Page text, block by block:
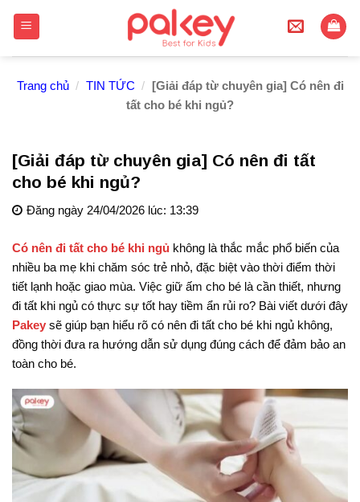
Trang chủ / TIN TỨC / [Giải đáp từ chuyên gia] Có nên đi
tất cho bé khi ngủ?
[Giải đáp từ chuyên gia] Có nên đi tất
cho bé khi ngủ?
Đăng ngày 24/04/2026 lúc: 13:39
Có nên đi tất cho bé khi ngủ không là thắc mắc phổ biến của
nhiều ba mẹ khi chăm sóc trẻ nhỏ, đặc biệt vào thời điểm thời
tiết lạnh hoặc giao mùa. Việc giữ ấm cho bé là cần thiết, nhưng
đi tất khi ngủ có thực sự tốt hay tiềm ẩn rủi ro? Bài viết dưới đây
Pakey sẽ giúp bạn hiểu rõ có nên đi tất cho bé khi ngủ không,
đồng thời đưa ra hướng dẫn sử dụng đúng cách để đảm bảo an
toàn cho bé.